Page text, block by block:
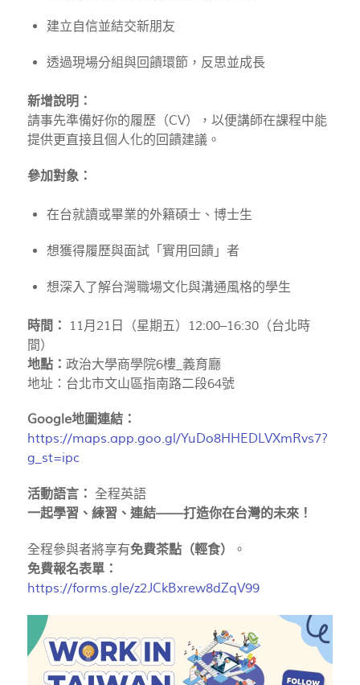
建立自信並結交新朋友
透過現場分組與回饋環節，反思並成長
新增說明：
請事先準備好你的履歷（CV），以便講師在課程中能
提供更直接且個人化的回饋建議。
參加對象：
在台就讀或畢業的外籍碩士、博士生
想獲得履歷與面試「實用回饋」者
想深入了解台灣職場文化與溝通風格的學生
時間： 11月21日（星期五）12:00–16:30（台北時
間）
地點： 政治大學商學院6樓_義育廳
地址：台北市文山區指南路二段64號
Google地圖連結：
https://maps.app.goo.gl/YuDo8HHEDLVXmRvs7?
g_st=ipc
活動語言： 全程英語
一起學習、練習、連結——打造你在台灣的未來！
全程參與者將享有免費茶點（輕食）
。
免費報名表單：
https://forms.gle/z2JCkBxrew8dZqV99